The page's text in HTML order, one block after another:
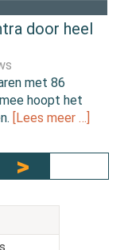
door heel
met 86
hoopt het
[Lees meer …]